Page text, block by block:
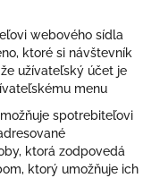
webového sídla
ktoré si návštevník
užívateľský účet je
menu
spotrebiteľovi
ktorá zodpovedá
ktorý umožňuje ich